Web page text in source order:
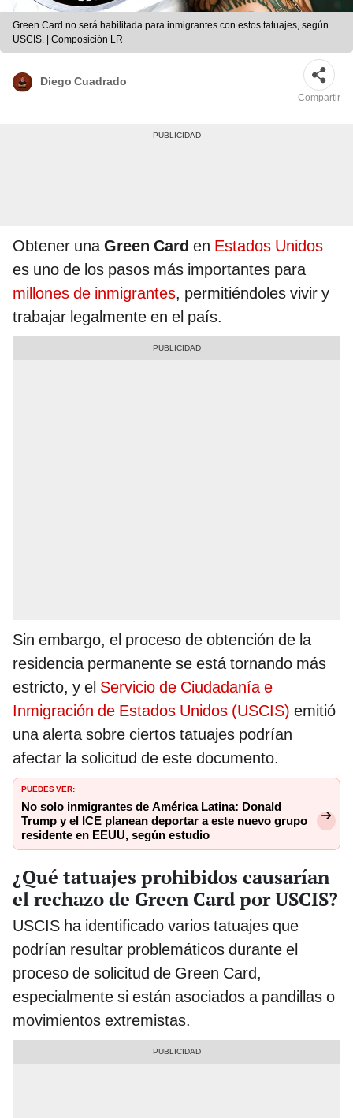
Green Card no será habilitada para inmigrantes con estos tatuajes, según
USCIS. | Composición LR
Diego Cuadrado
Compartir
Obtener unaGreen Card en Estados Unidos
es uno de los pasos más importantes para
millones de inmigrantes, permitiéndoles vivir y
trabajar legalmente en el país.
Sin embargo, el proceso de obtención de la
residencia permanente se está tornando más
estricto, y el Servicio de Ciudadanía e
Inmigración de Estados Unidos (USCIS) emitió
una alerta sobre ciertos tatuajes podrían
afectar la solicitud de este documento.
PUEDES VER:
No solo inmigrantes de América Latina: Donald
Trump y el ICE planean deportar a este nuevo grupo
residente en EEUU, según estudio
¿Qué tatuajes prohibidos causarían
el rechazo de Green Card por USCIS?
USCIS ha identificado varios tatuajes que
podrían resultar problemáticos durante el
proceso de solicitud de Green Card,
especialmente si están asociados a pandillas o
movimientos extremistas.